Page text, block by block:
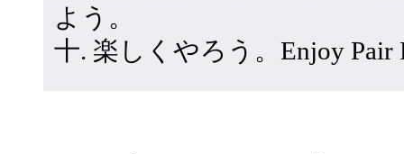
よう。
十. 楽しくやろう。Enjoy Pair